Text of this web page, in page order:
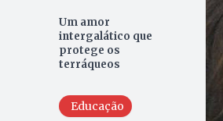
Um amor
intergalático que
protege os
terráqueos
Educação